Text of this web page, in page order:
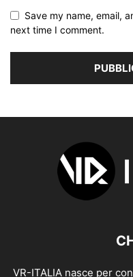
Save my name, email,
next time I comment.
VR-ITALIA nasce per